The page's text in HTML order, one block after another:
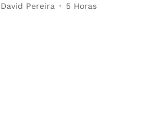
David Pereira 5 Horas